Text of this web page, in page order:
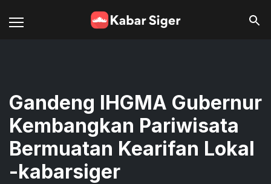
Gandeng IHGMA Gubernur
Kembangkan Pariwisata
Bermuatan Kearifan Lokal
-kabarsiger